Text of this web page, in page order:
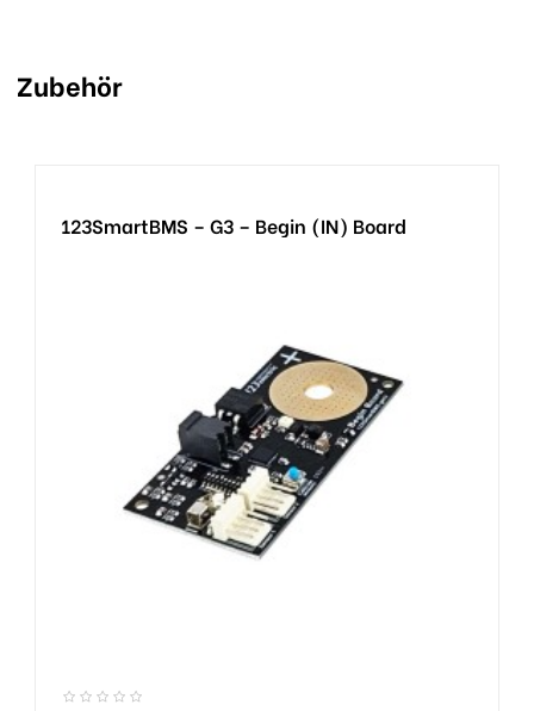
Zubehör
123SmartBMS – G3 – Begin (IN) Board